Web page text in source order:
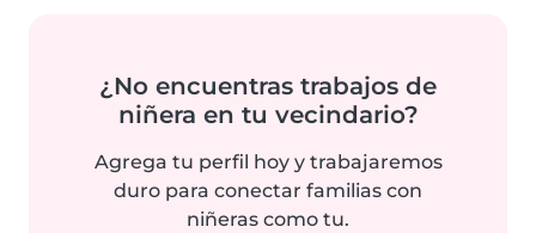
¿No encuentras trabajos de
niñera en tu vecindario?
Agrega tu perfil hoy y trabajaremos
duro para conectar familias con
niñeras como tu.